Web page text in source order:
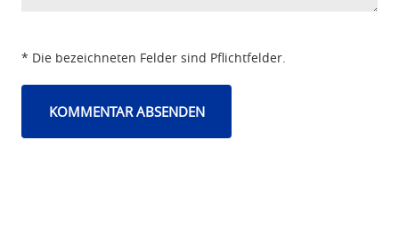
* Die bezeichneten Felder sind Pflichtfelder.